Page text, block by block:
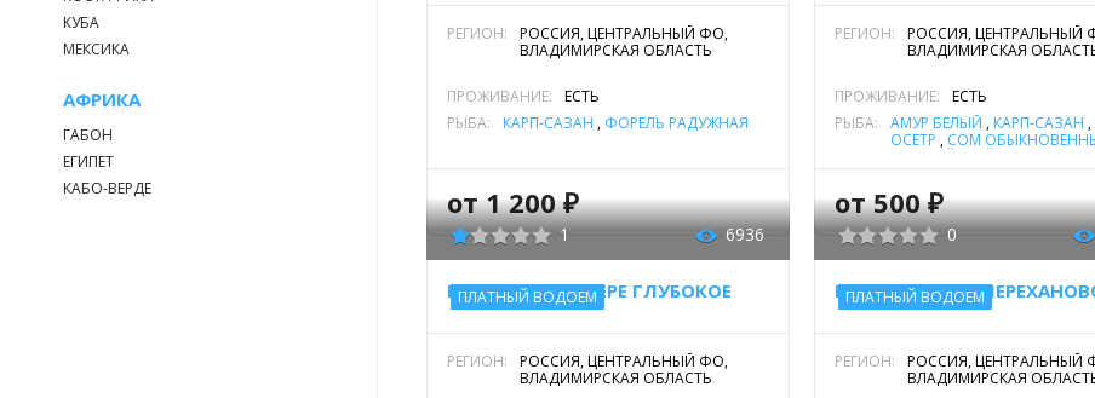
КУБА
МЕКСИКА
АФРИКА
ГАБОН
ЕГИПЕТ
КАБО-ВЕРДЕ
РЕГИОН:
РОССИЯ, ЦЕНТРАЛЬНЫЙ ФО,
ВЛАДИМИРСКАЯ ОБЛАСТЬ
ПРОЖИВАНИЕ:
ЕСТЬ
РЫБА:
КАРП-САЗАН , ФОРЕЛЬ РАДУЖНАЯ
от 1 200 ₽
РЕГИОН:
РОССИЯ, ЦЕНТРАЛЬНЫЙ
ВЛАДИМИРСКАЯ
ПРОЖИВАНИЕ:
ЕСТЬ
РЫБА:
АМУР БЕЛЫЙ , КАРП-САЗАН ,
ОСЕТР , СОМ
от 500 ₽
ПЛАТНЫЙ ВОДОЕМ
1 6936
РЫБАЛКА НА ОЗЕРЕ ГЛУБОКОЕ
РЕГИОН:
РОССИЯ, ЦЕНТРАЛЬНЫЙ ФО,
ВЛАДИМИРСКАЯ ОБЛАСТЬ
ПЛАТНЫЙ ВОДОЕМ
0
БАЗА ОТДЫХА
РЕГИОН:
РОССИЯ, ЦЕНТРАЛЬНЫЙ
ВЛАДИМИРСКАЯ